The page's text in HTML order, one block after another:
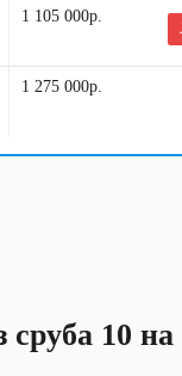
1 105 000р.
1 275 000р.
10 на